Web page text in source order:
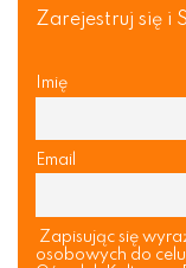
Zarejestruj się i
Imię
Email
Zapisując się
osobowych do